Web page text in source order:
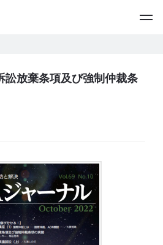
訟放棄条項及び強制仲裁条